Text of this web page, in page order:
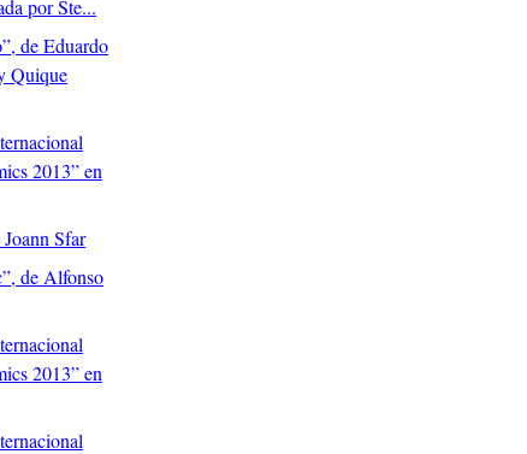
por Ste...
de Eduardo
Quique
2013” en
Sfar
de Alfonso
2013” en